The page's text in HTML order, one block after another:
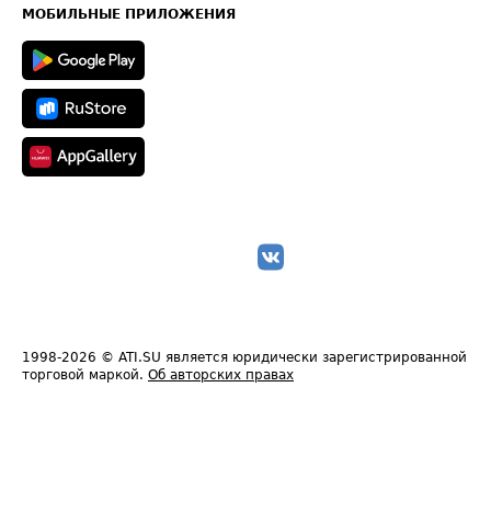
Техническая информация
МОБИЛЬНЫЕ ПРИЛОЖЕНИЯ
1998-2026 © ATI.SU является юридически зарегистрированной
торговой маркой. Об авторских правах